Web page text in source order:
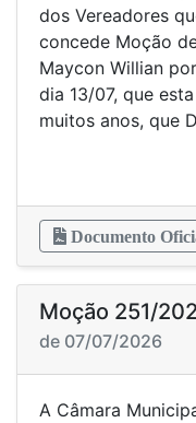
dos Vereadores
concede Moção
Maycon Willian
dia 13/07, que
muitos anos, que
Documento
Moção 251/
de 07/07/2026
A Câmara